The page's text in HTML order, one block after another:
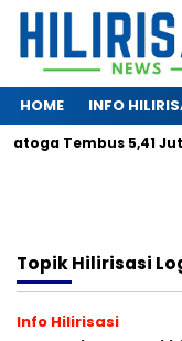
HOME INFO
Tembus 5,41
TopikHilirisasi
Info Hilirisasi